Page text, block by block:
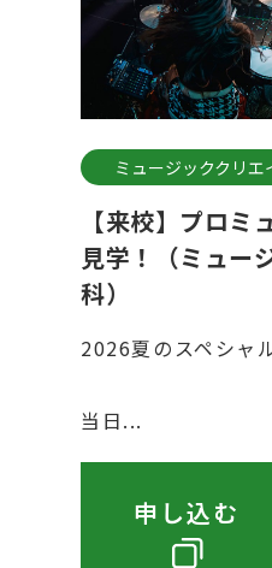
ミュージッククリエ
【来校】プロ
見学！（ミュー
科）
2026夏のスペシャ
当日...
申し込む